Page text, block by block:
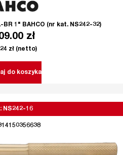
1" BAHCO (nr kat. NS242-32)
zł
zł(netto)
do koszyka
NS242-16